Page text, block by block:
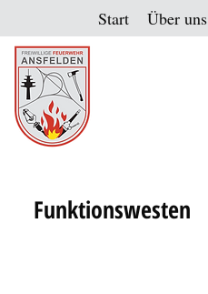
Start Über uns
Funktionswesten